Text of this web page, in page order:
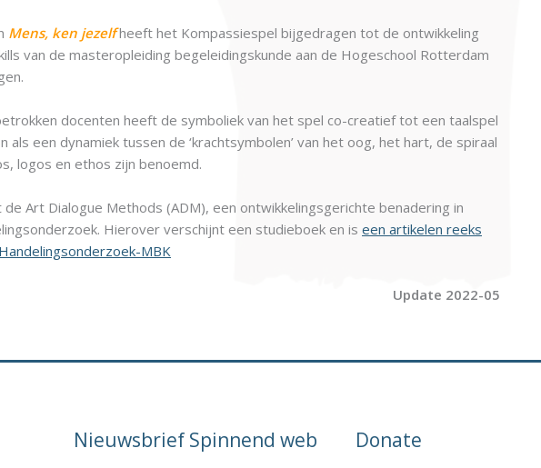
Mens, ken jezelfheeft het Kompassiespel bijgedragen tot de ontwikkeling
van de masteropleiding begeleidingskunde aan de Hogeschool Rotterdam
docenten heeft de symboliek van het spel co-creatief tot een taalspel
een dynamiek tussen de ‘krachtsymbolen’ van het oog, het hart, de spiraal
logos en ethos zijn benoemd.
Art Dialogue Methods (ADM), een ontwikkelingsgerichte benadering in
Hierover verschijnt een studieboek en is een artikelen reeks
MBK
Update 2022-05
Nieuwsbrief Spinnend web Donate